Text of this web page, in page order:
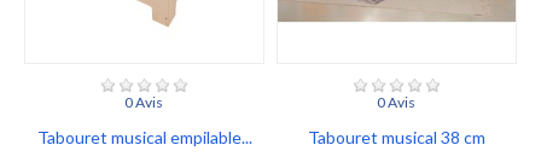
0 Avis
Tabouret musical empilable...
0 Avis
Tabouret musical 38 cm